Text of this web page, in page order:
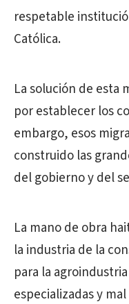
respetable
Católica.
La solución de esta
por establecer los
embargo, esos
construido las
del gobierno y del
La mano de obra
la industria de la
para la
especializadas y